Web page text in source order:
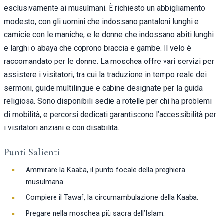
esclusivamente ai musulmani. È richiesto un abbigliamento
modesto, con gli uomini che indossano pantaloni lunghi e
camicie con le maniche, e le donne che indossano abiti lunghi
e larghi o abaya che coprono braccia e gambe. Il velo è
raccomandato per le donne. La moschea offre vari servizi per
assistere i visitatori, tra cui la traduzione in tempo reale dei
sermoni, guide multilingue e cabine designate per la guida
religiosa. Sono disponibili sedie a rotelle per chi ha problemi
di mobilità, e percorsi dedicati garantiscono l’accessibilità per
i visitatori anziani e con disabilità.
Punti Salienti
Ammirare la Kaaba, il punto focale della preghiera
musulmana.
Compiere il Tawaf, la circumambulazione della Kaaba.
Pregare nella moschea più sacra dell’Islam.